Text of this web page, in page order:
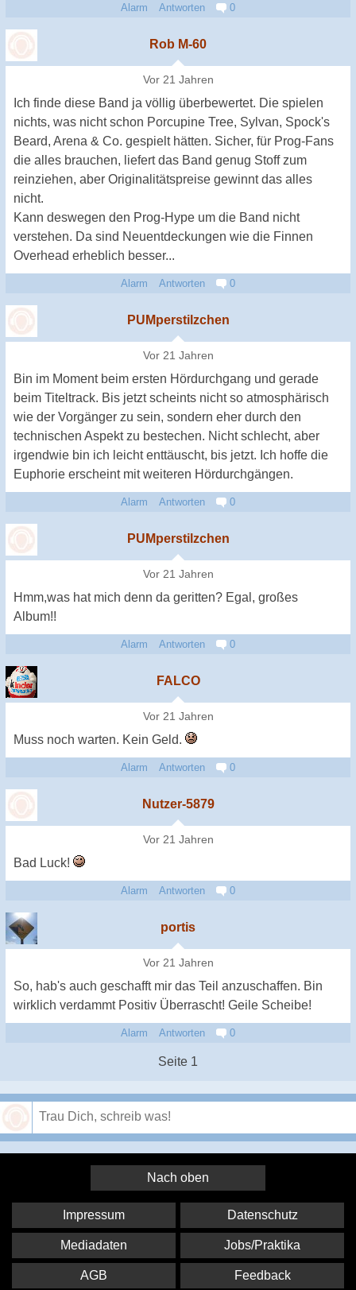
Alarm Antworten 0
Rob M-60
Vor 21 Jahren
Ich finde diese Band ja völlig überbewertet. Die spielen
nichts, was nicht schon Porcupine Tree, Sylvan, Spock's
Beard, Arena & Co. gespielt hätten. Sicher, für Prog-Fans
die alles brauchen, liefert das Band genug Stoff zum
reinziehen, aber Originalitätspreise gewinnt das alles
nicht.
Kann deswegen den Prog-Hype um die Band nicht
verstehen. Da sind Neuentdeckungen wie die Finnen
Overhead erheblich besser...
Alarm Antworten 0
PUMperstilzchen
Vor 21 Jahren
Bin im Moment beim ersten Hördurchgang und gerade
beim Titeltrack. Bis jetzt scheints nicht so atmosphärisch
wie der Vorgänger zu sein, sondern eher durch den
technischen Aspekt zu bestechen. Nicht schlecht, aber
irgendwie bin ich leicht enttäuscht, bis jetzt. Ich hoffe die
Euphorie erscheint mit weiteren Hördurchgängen.
Alarm Antworten 0
PUMperstilzchen
Vor 21 Jahren
Hmm,was hat mich denn da geritten? Egal, großes
Album!!
Alarm Antworten 0
FALCO
Vor 21 Jahren
Muss noch warten. Kein Geld.
Alarm Antworten 0
Nutzer-5879
Vor 21 Jahren
Bad Luck!
Alarm Antworten 0
portis
Vor 21 Jahren
So, hab's auch geschafft mir das Teil anzuschaffen. Bin
wirklich verdammt Positiv Überrascht! Geile Scheibe!
Alarm Antworten 0
Seite 1
Nach oben
Impressum Datenschutz
Mediadaten Jobs/Praktika
AGB Feedback